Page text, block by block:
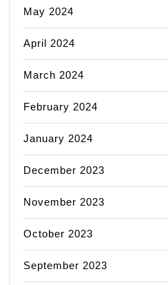
May 2024
April 2024
March 2024
February 2024
January 2024
December 2023
November 2023
October 2023
September 2023